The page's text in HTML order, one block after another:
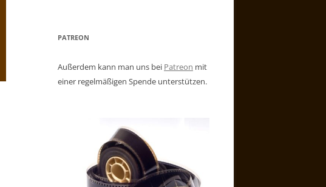
PATREON
Außerdem kann man uns bei Patreon mit
einer regelmäßigen Spende unterstützen.